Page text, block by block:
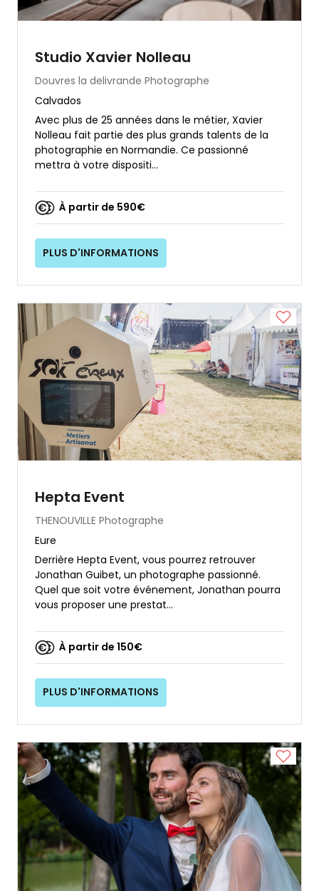
Studio Xavier Nolleau
Douvres la delivrande Photographe
Calvados
Avec plus de 25 années dans le métier, Xavier
Nolleau fait partie des plus grands talents de la
photographie en Normandie. Ce passionné
mettra à votre dispositi...
À partir de 590€
PLUS D'INFORMATIONS
Hepta Event
THENOUVILLE Photographe
Eure
Derrière Hepta Event, vous pourrez retrouver
Jonathan Guibet, un photographe passionné.
Quel que soit votre événement, Jonathan pourra
vous proposer une prestat...
À partir de 150€
PLUS D'INFORMATIONS